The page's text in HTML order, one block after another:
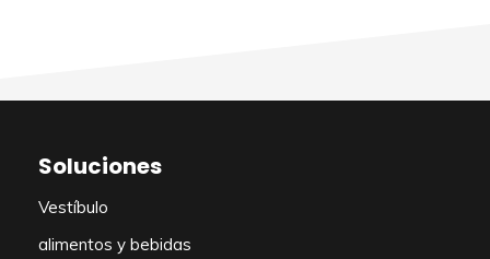
Soluciones
Vestíbulo
alimentos y bebidas